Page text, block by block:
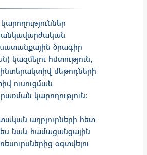
ծրագիր
կազմելու հմտություն,
մեթոդների
ուսուցման
կարողություն:
աղբյուրների հետ
նաև համացանցային
օգտվելու